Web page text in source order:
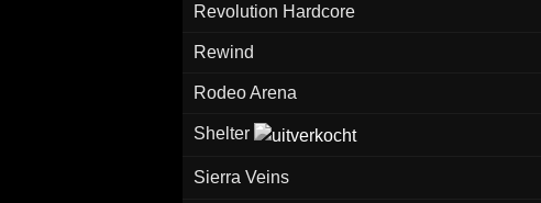
Revolution Hardcore
Rewind
Rodeo Arena
Shelter
Sierra Veins